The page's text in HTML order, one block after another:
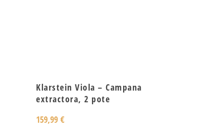
Klarstein Viola – Campana
extractora, 2 pote
159,99 €